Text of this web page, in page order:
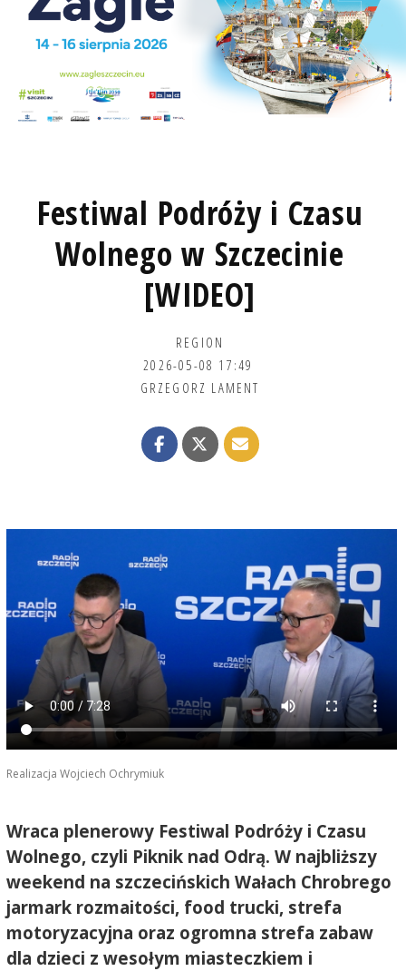
Festiwal Podróży i Czasu
Wolnego w Szczecinie
[WIDEO]
REGION
2026-05-08 17:49
GRZEGORZ LAMENT
Realizacja Wojciech Ochrymiuk
Wraca plenerowy Festiwal Podróży i Czasu
Wolnego, czyli Piknik nad Odrą. W najbliższy
weekend na szczecińskich Wałach Chrobrego
jarmark rozmaitości, food trucki, strefa
motoryzacyjna oraz ogromna strefa zabaw
dla dzieci z wesołym miasteczkiem i